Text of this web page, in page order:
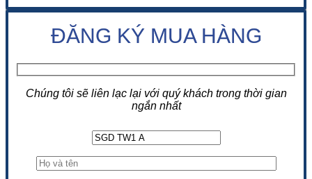
ĐĂNG KÝ MUA HÀNG
Chúng tôi sẽ liên lạc lại với quý khách trong thời gian
ngắn nhất